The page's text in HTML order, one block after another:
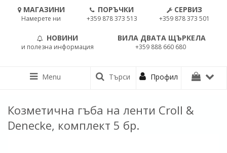
МАГАЗИНИ
Намерете ни
ПОРЪЧКИ
+359 878 373 513
СЕРВИЗ
+359 878 373 501
НОВИНИ
и полезна информация
ВИЛА ДВАТА ЩЪРКЕЛА
+359 888 660 680
Menu Търси Профил
Козметична гъба на ленти Croll &
Denecke, комплект 5 бр.